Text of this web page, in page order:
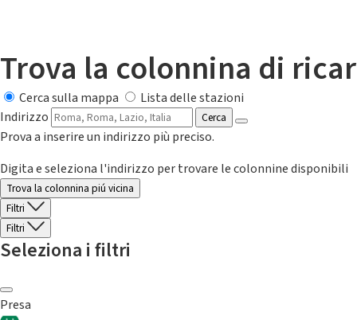
Trova la colonnina di
Cerca sulla mappa
Lista delle stazioni
Indirizzo
Cerca
Prova a inserire un indirizzo più preciso.
Digita e seleziona l'indirizzo per trovare le colonnine disponibili
Trova la colonnina piú vicina
Filtri
Filtri
Seleziona i filtri
Presa